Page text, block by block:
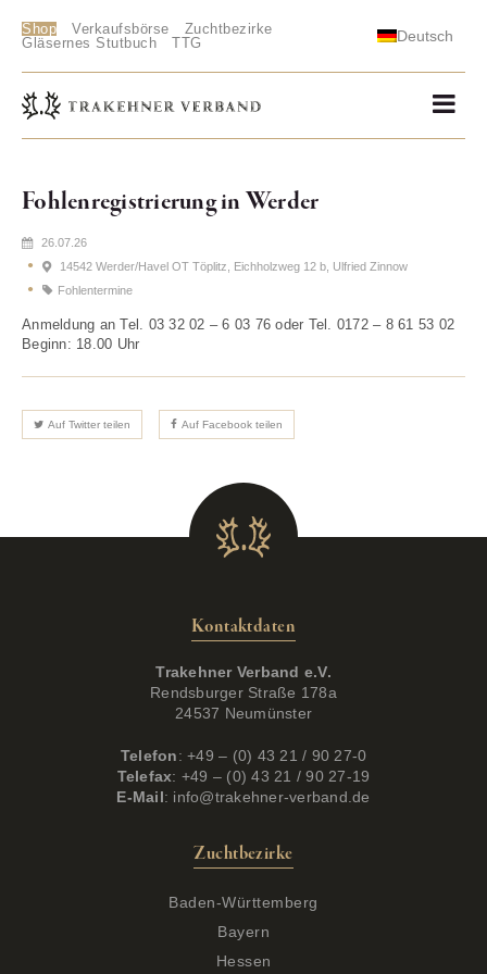
Shop Verkaufsbörse
Zuchtbezirke
Gläsernes Stutbuch
TTG Deutsch
Fohlenregistrierung in Werder
26.07.26
14542 Werder/Havel OT Töplitz, Eichholzweg 12 b, Ulfried Zinnow
Fohlentermine
Anmeldung an Tel. 03 32 02 – 6 03 76 oder Tel. 0172 – 8 61 53 02
Beginn: 18.00 Uhr
Auf Twitter teilen Auf Facebook teilen
Kontaktdaten
Trakehner Verband e.V.
Rendsburger Straße 178a
24537 Neumünster
Telefon: +49 – (0) 43 21 / 90 27-0
Telefax: +49 – (0) 43 21 / 90 27-19
E-Mail: info@trakehner-verband.de
Zuchtbezirke
Baden-Württemberg
Bayern
Hessen